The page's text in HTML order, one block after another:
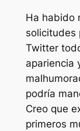
Ha habido
solicitudes
Twitter
apariencia
podría
Creo que
primeros